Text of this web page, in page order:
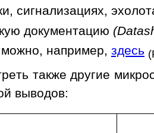
сигнализациях,
документацию
например, здесь
также другие
выводов: